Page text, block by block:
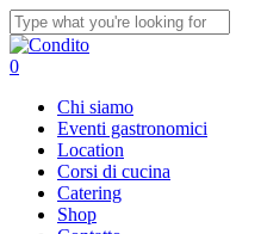
Skip
to
main
Close
Search
0
Chi siamo
Eventi gastronomici
Location
Corsi di cucina
Catering
Shop